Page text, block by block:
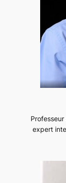
Professeur
expert